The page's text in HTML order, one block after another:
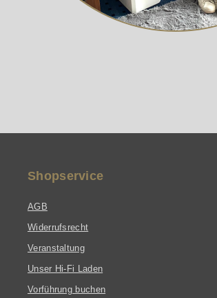
Shopservice
AGB
Widerrufsrecht
Veranstaltung
Unser Hi-Fi Laden
Vorführung buchen